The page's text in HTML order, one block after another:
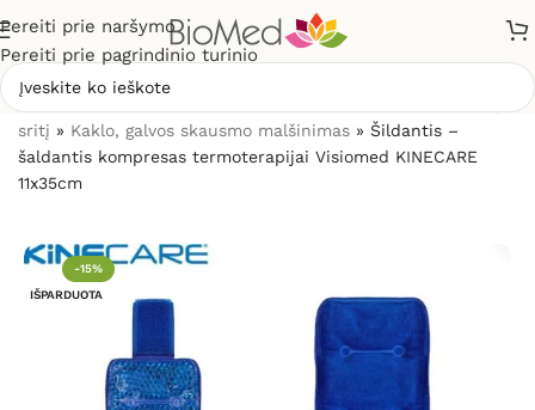
Pereiti prie naršymo
Pereiti prie pagrindinio turinio
sritį » Kaklo, galvos skausmo malšinimas » Šildantis –
šaldantis kompresas termoterapijai Visiomed KINECARE
11x35cm
-15%
IŠPARDUOTA